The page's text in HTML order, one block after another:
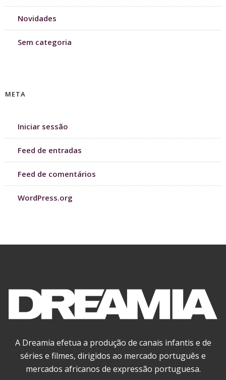
Novidades
Sem categoria
META
Iniciar sessão
Feed de entradas
Feed de comentários
WordPress.org
A Dreamia efetua a produção de canais infantis e de
séries e filmes, dirigidos ao mercado português e
mercados africanos de expressão portuguesa.